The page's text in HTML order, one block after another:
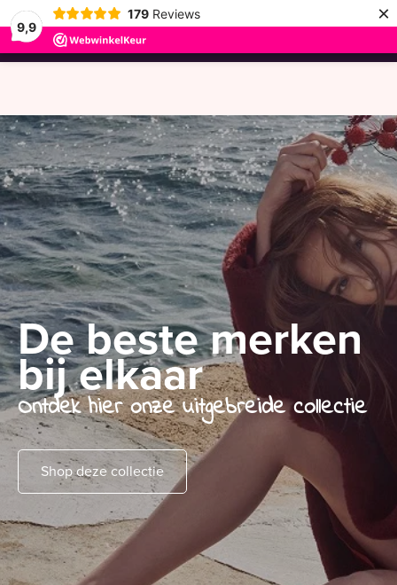
9,9
179 Reviews ×
menu
De beste merken
bij elkaar
Ontdek hier onze uitgebreide collectie
Shop deze collectie